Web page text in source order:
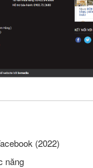
(2022)
năng